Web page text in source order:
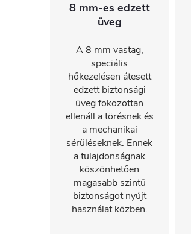
8 mm-es edzett
üveg
A 8 mm vastag,
speciális
hőkezelésen átesett
edzett biztonsági
üveg fokozottan
ellenáll a törésnek és
a mechanikai
sérüléseknek. Ennek
a tulajdonságnak
köszönhetően
magasabb szintű
biztonságot nyújt
használat közben.